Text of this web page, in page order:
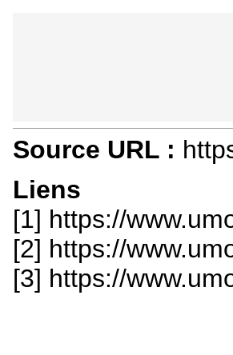
Source URL :
Liens
[1] https://
[2] https://
[3] https://